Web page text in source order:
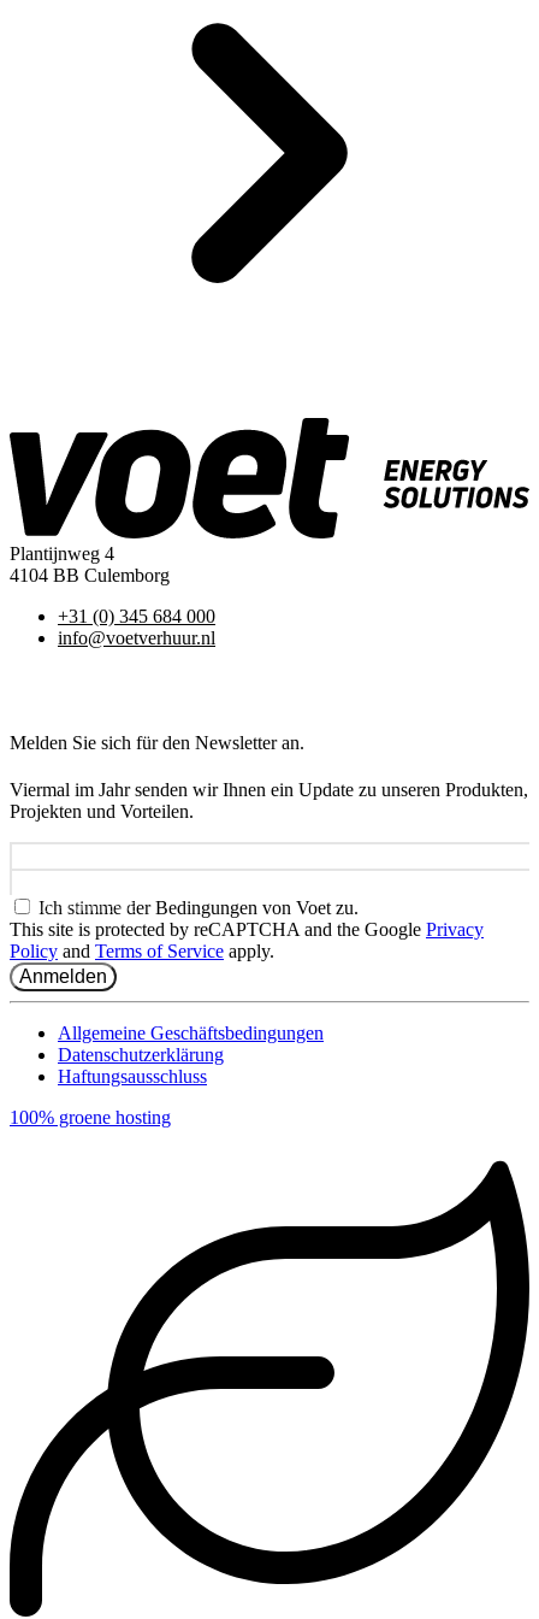
Plantijnweg 4
4104 BB Culemborg
+31 (0) 345 684 000
info@voetverhuur.nl
Melden Sie sich für den Newsletter an.
Viermal im Jahr senden wir Ihnen ein Update zu unseren Produkten,
Projekten und Vorteilen.
E-mail-Addresse
Ich stimme der Bedingungen von Voet zu.
This site is protected by reCAPTCHA and the Google Privacy
Policy and Terms of Service apply.
Anmelden
Allgemeine Geschäftsbedingungen
Datenschutzerklärung
Haftungsausschluss
100% groene hosting